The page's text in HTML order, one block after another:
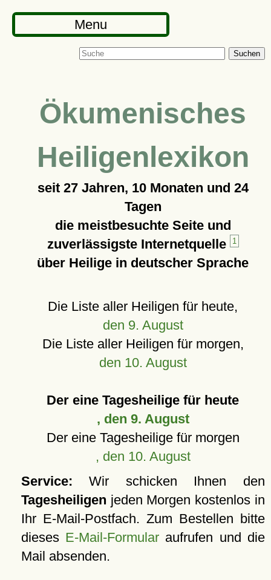
Menu
Suchen
Ökumenisches
Heiligenlexikon
seit 27 Jahren, 10 Monaten und 24
Tagen
die meistbesuchte Seite und
zuverlässigste Internetquelle
1
über Heilige in deutscher Sprache
Die Liste aller Heiligen für heute,
den 9. August
Die Liste aller Heiligen für morgen,
den 10. August
Der eine Tagesheilige für heute
, den 9. August
Der eine Tagesheilige für morgen
, den 10. August
Service: Wir schicken Ihnen den
Tagesheiligen jeden Morgen kostenlos in
Ihr E-Mail-Postfach. Zum Bestellen bitte
dieses E-Mail-Formular aufrufen und die
Mail absenden.